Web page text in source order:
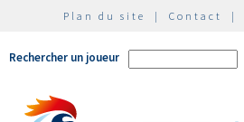
Plan du site | Contact |
Rechercher un joueur